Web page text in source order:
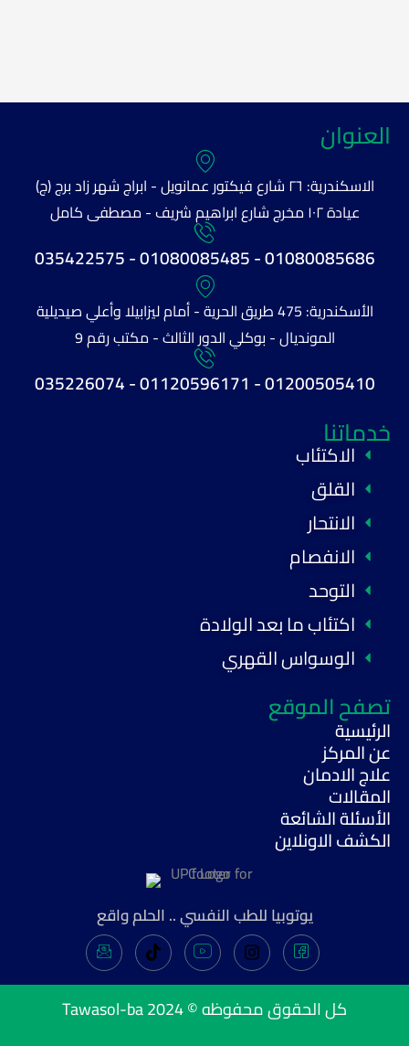
العنوان
الاسكندرية: ٢٦ شارع فيكتور عمانويل - ابراج شهر زاد برج (ج)
عيادة ١٠٢ مخرج شارع ابراهيم شريف - مصطفى كامل
01080085686 - 01080085485 - 035422575
الأسكندرية: 475 طريق الحرية - أمام ليزابيلا وأعلي صيديلية
المونديال - بوكلي الدور الثالث - مكتب رقم 9
01200505410 - 01120596171 - 035226074
خدماتنا
الاكتئاب
القلق
الانتحار
الانفصام
التوحد
اكتئاب ما بعد الولادة
الوسواس القهري
تصفح الموقع
الرئيسية
عن المركز
علاج الادمان
المقالات
الأسئلة الشائعة
الكشف الاونلاين
يوتوبيا للطب النفسي .. الحلم واقع
كل الحقوق محفوظه © 2024 Tawasol-ba